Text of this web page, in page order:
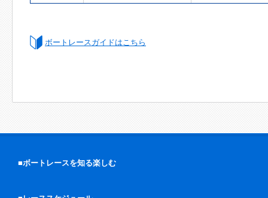
ボートレースガイドはこちら
■ボートレースを知る楽しむ